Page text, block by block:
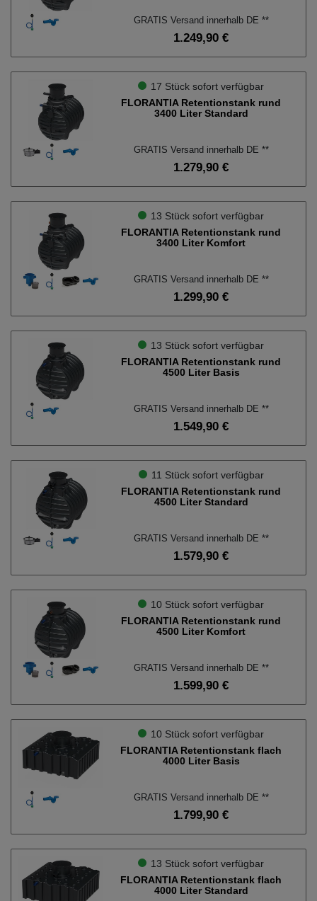
Ihr Anwendungsbereich.
Haus + Garten 5
Material des Filtereinsatz.
Edelstahl.
Funktionsprinzip des Filters.
Korbfilter.
GRATIS Versand innerhalb DE **
1.249,90 €
17 Stück sofort verfügbar
FLORANTIA Retentionstank rund
3400 Liter Standard
GRATIS Versand innerhalb DE **
1.279,90 €
13 Stück sofort verfügbar
FLORANTIA Retentionstank rund
3400 Liter Komfort
GRATIS Versand innerhalb DE **
1.299,90 €
13 Stück sofort verfügbar
FLORANTIA Retentionstank rund
4500 Liter Basis
GRATIS Versand innerhalb DE **
1.549,90 €
11 Stück sofort verfügbar
FLORANTIA Retentionstank rund
4500 Liter Standard
GRATIS Versand innerhalb DE **
1.579,90 €
10 Stück sofort verfügbar
FLORANTIA Retentionstank rund
4500 Liter Komfort
GRATIS Versand innerhalb DE **
1.599,90 €
10 Stück sofort verfügbar
FLORANTIA Retentionstank flach
4000 Liter Basis
GRATIS Versand innerhalb DE **
1.799,90 €
13 Stück sofort verfügbar
FLORANTIA Retentionstank flach
4000 Liter Standard